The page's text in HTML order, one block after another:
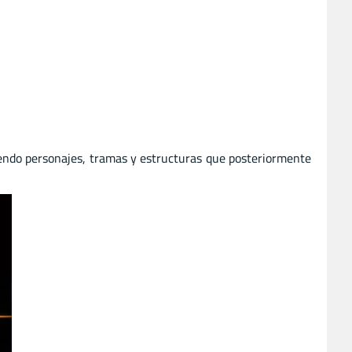
personajes, tramas y estructuras que posteriormente